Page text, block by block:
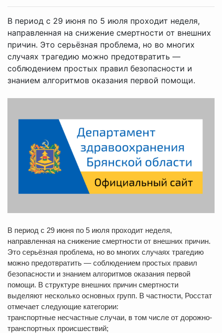
В период с 29 июня по 5 июля проходит неделя,
направленная на снижение смертности от внешних
причин. Это серьёзная проблема, но во многих
случаях трагедию можно предотвратить —
соблюдением простых правил безопасности и
знанием алгоритмов оказания первой помощи.
В период с 29 июня по 5 июля проходит неделя,
направленная на снижение смертности от внешних причин.
Это серьёзная проблема, но во многих случаях трагедию
можно предотвратить — соблюдением простых правил
безопасности и знанием алгоритмов оказания первой
помощи. В структуре внешних причин смертности
выделяют несколько основных групп. В частности, Росстат
отмечает следующие категории:
транспортные несчастные случаи, в том числе от дорожно-
транспортных происшествий;